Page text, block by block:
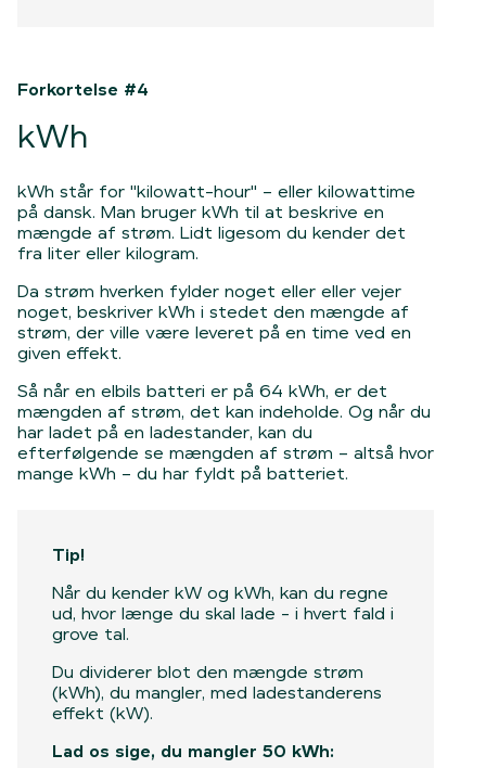
Forkortelse #4
kWh
kWh står for "kilowatt-hour" – eller kilowattime
på dansk. Man bruger kWh til at beskrive en
mængde af strøm. Lidt ligesom du kender det
fra liter eller kilogram.
Da strøm hverken fylder noget eller eller vejer
noget, beskriver kWh i stedet den mængde af
strøm, der ville være leveret på en time ved en
given effekt.
Så når en elbils batteri er på 64 kWh, er det
mængden af strøm, det kan indeholde. Og når du
har ladet på en ladestander, kan du
efterfølgende se mængden af strøm – altså hvor
mange kWh – du har fyldt på batteriet.
Tip!
Når du kender kW og kWh, kan du regne
ud, hvor længe du skal lade - i hvert fald i
grove tal.
Du dividerer blot den mængde strøm
(kWh), du mangler, med ladestanderens
effekt (kW).
Lad os sige, du mangler 50 kWh: